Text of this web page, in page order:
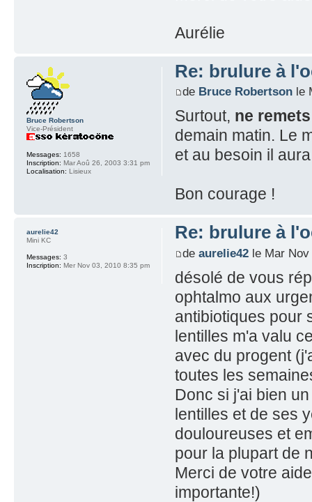
Aurélie
Re: brulure à
de Bruce Robertsonle
Surtout, ne
demain matin. Le
et au besoin il
Bon courage !
Bruce Robertson
Vice-Président
Messages: 1658
Inscription: Mar Aoû 26, 2003 3:31 pm
Localisation: Lisieux
Re: brulure à
de aurelie42le Mar Nov
désolé de vous
ophtalmo aux
antibiotiques pour
lentilles m'a valu
avec du progent
toutes les
Donc si j'ai bien
lentilles et de ses
douloureuses et
pour la plupart de
Merci de votre
importante!)
aurelie42
Mini KC
Messages: 3
Inscription: Mer Nov 03, 2010 8:35 pm